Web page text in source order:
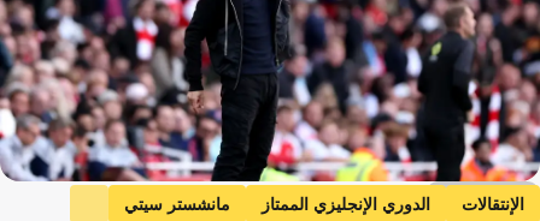
Getty Images
الإنتقالات الدوري الإنجليزي الممتاز
مانشستر سيتي